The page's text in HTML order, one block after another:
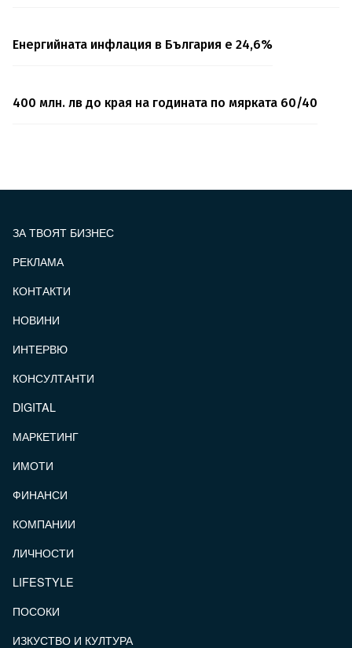
Енергийната инфлация в България е 24,6%
400 млн. лв до края на годината по мярката 60/40
ЗА ТВОЯТ БИЗНЕС
РЕКЛАМА
КОНТАКТИ
НОВИНИ
ИНТЕРВЮ
КОНСУЛТАНТИ
DIGITAL
МАРКЕТИНГ
ИМОТИ
ФИНАНСИ
КОМПАНИИ
ЛИЧНОСТИ
LIFESTYLE
ПОСОКИ
ИЗКУСТВО И КУЛТУРА